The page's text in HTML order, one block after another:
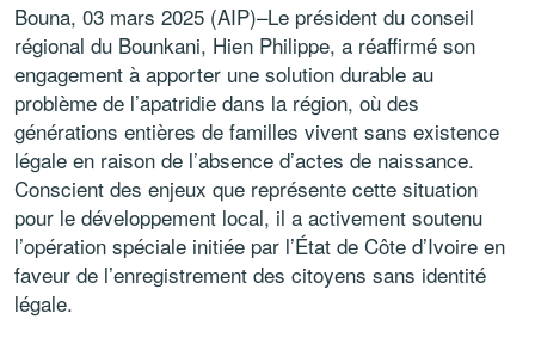
Bouna, 03 mars 2025 (AIP)–Le président du conseil
régional du Bounkani, Hien Philippe, a réaffirmé son
engagement à apporter une solution durable au
problème de l’apatridie dans la région, où des
générations entières de familles vivent sans existence
légale en raison de l’absence d’actes de naissance.
Conscient des enjeux que représente cette situation
pour le développement local, il a activement soutenu
l’opération spéciale initiée par l’État de Côte d’Ivoire en
faveur de l’enregistrement des citoyens sans identité
légale.